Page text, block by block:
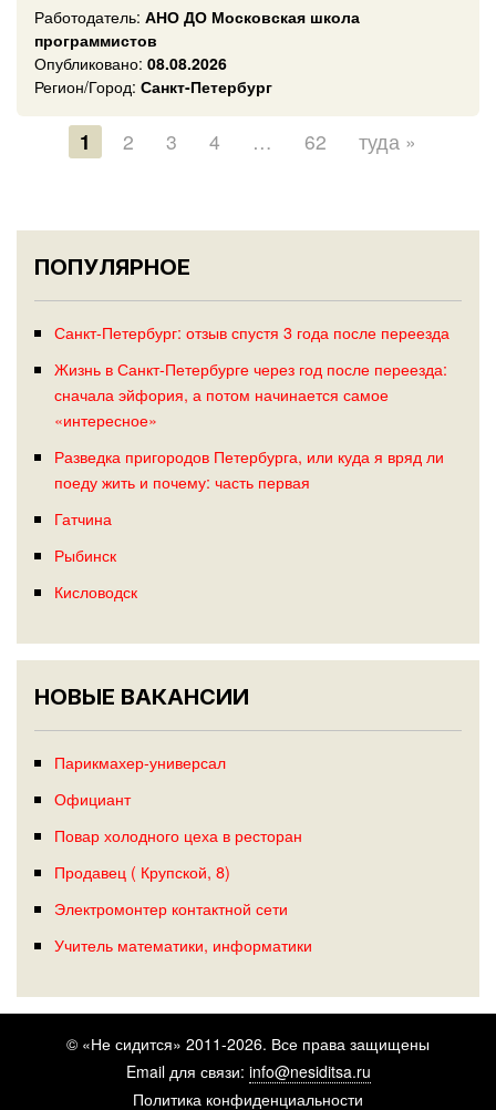
Работодатель: АНО ДО Московская школа
программистов
Опубликовано: 08.08.2026
Регион/Город: Санкт-Петербург
1 2 3 4 … 62 туда »
ПОПУЛЯРНОЕ
Санкт-Петербург: отзыв спустя 3 года после переезда
Жизнь в Санкт-Петербурге через год после переезда:
сначала эйфория, а потом начинается самое
«интересное»
Разведка пригородов Петербурга, или куда я вряд ли
поеду жить и почему: часть первая
Гатчина
Рыбинск
Кисловодск
НОВЫЕ ВАКАНСИИ
Парикмахер-универсал
Официант
Повар холодного цеха в ресторан
Продавец ( Крупской, 8)
Электромонтер контактной сети
Учитель математики, информатики
© «Не сидится» 2011-2026. Все права защищены
Email для связи: info@nesiditsa.ru
Политика конфиденциальности